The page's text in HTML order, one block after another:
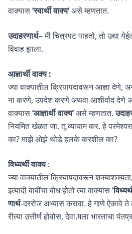
वाक्यास‘स्वार्थी वाक्य’असे म्हणतात.
उदाहरणार्थ– मी चित्रपट पाहतो, तो उद्या
विवाह झाला.
आज्ञार्थी वाक्य :
ज्या वाक्यातील क्रियापदावरून आज्ञा देणे,
ना करणे, उपदेश करणे अथवा आशीर्वाद देणे
वाक्यास‘आज्ञार्थी वाक्य’असे म्हणतात.
नियमित खेळत जा. तू व्यायाम कर. हे
का? माझे ओझे थोडे हलके करशील का?
विध्यर्थी वाक्य:
ज्या वाक्यातील क्रियापदावरून
इत्यादी बाबींचा बोध होतो त्या वाक्यास ‘
णार्थ-दररोज अभ्यास करावा. हे गाणे ऐकावे
रीत्या उत्तीर्ण होवोस. देवा,मला भारताचा